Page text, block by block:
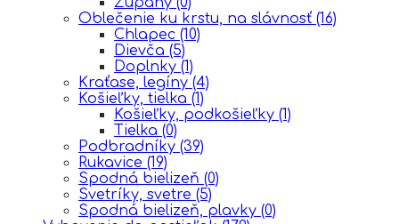
Oblečenie ku krstu, na slávnosť (16)
Chlapec (10)
Dievča (5)
Doplnky (1)
Kraťase, legíny (4)
Košieľky, tielka (1)
Košieľky, podkošieľky (1)
Tielka (0)
Podbradníky (39)
Rukavice (19)
Spodná bielizeň (0)
Svetríky, svetre (5)
Spodná bielizeň, plavky (0)